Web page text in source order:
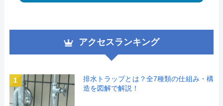
アクセスランキング
1
排水トラップとは？全7種類の仕組み・構
造を図解で解説！